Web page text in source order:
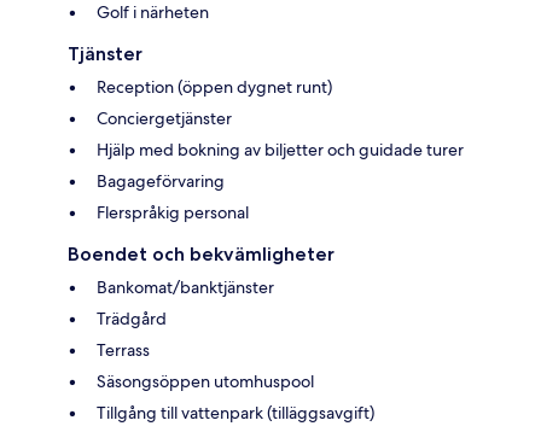
Golf i närheten
Tjänster
Reception (öppen dygnet runt)
Conciergetjänster
Hjälp med bokning av biljetter och guidade turer
Bagageförvaring
Flerspråkig personal
Boendet och bekvämligheter
Bankomat/banktjänster
Trädgård
Terrass
Säsongsöppen utomhuspool
Tillgång till vattenpark (tilläggsavgift)